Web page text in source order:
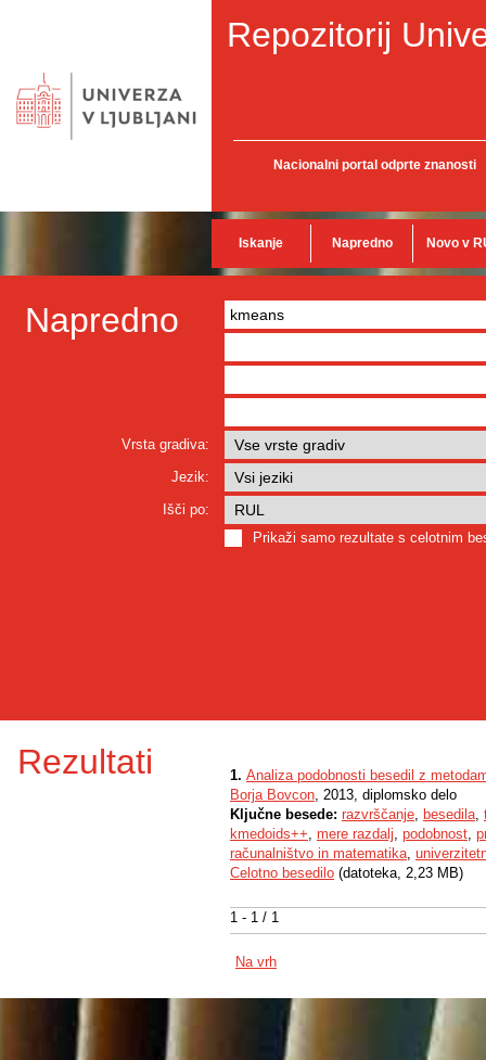
Repozitorij
Nacionalni portal odprte znanosti
Iskanje Napredno Novo v
Napredno
Vrsta gradiva:
Jezik:
Išči po:
Prikaži samo rezultate s celotnim
Rezultati
1 - 1 / 1
1. Analiza podobnosti besedil z
Borja Bovcon, 2013, diplomsko delo
Ključne besede: razvrščanje, besedila,
kmedoids++, mere razdalj, podobnost,
računalništvo in matematika,
Celotno besedilo (datoteka, 2,23 MB)
Na vrh